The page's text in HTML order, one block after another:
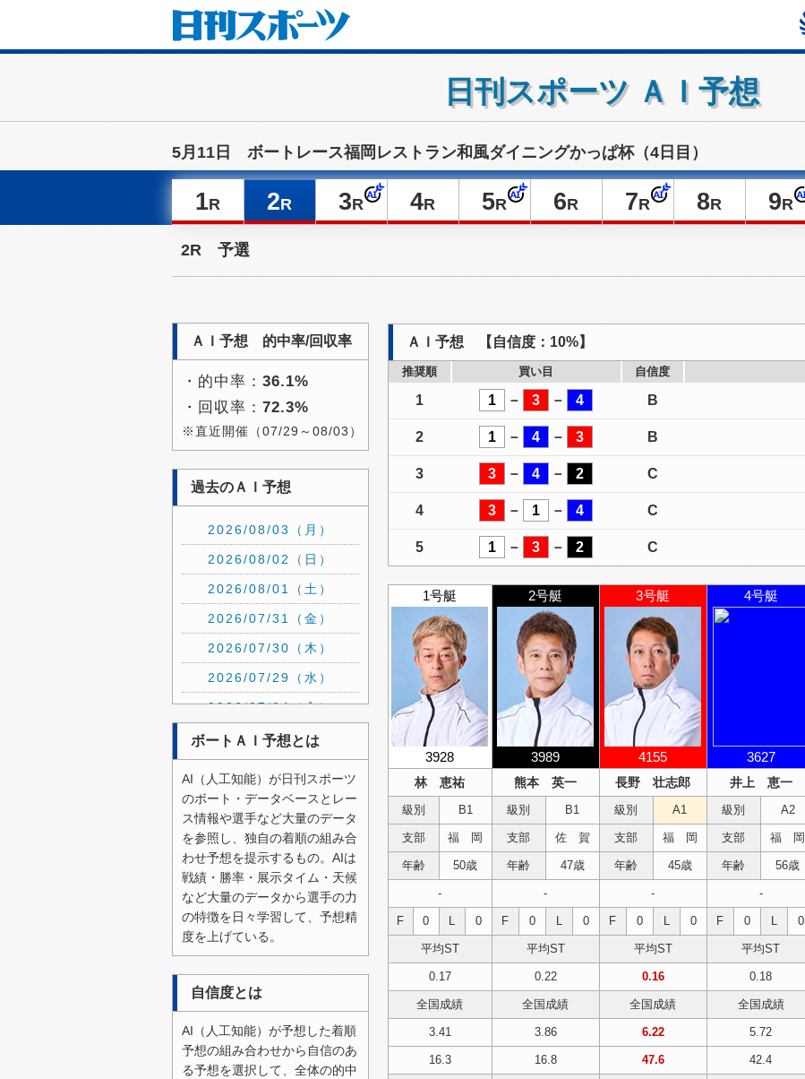
日刊スポーツ ＡＩ予想
5月11日 ボートレース福岡レストラン和風ダイニングかっぱ杯（4日目）
1R 2R 3R 4R 5R 6R 7R 8R 9R
2R 予選
ＡＩ予想 的中率/回収率
・的中率： 36.1%
・回収率： 72.3%
※直近開催（07/29～08/03）
過去のＡＩ予想
2026/08/03（月）
2026/08/02（日）
2026/08/01（土）
2026/07/31（金）
2026/07/30（木）
2026/07/29（水）
2026/07/24（金）
2026/07/23（木）
2026/07/21（火）
2026/07/20（月）
2026/07/19（日）
2026/07/15（水）
2026/07/14（火）
2026/07/13（月）
2026/07/12（日）
2026/07/11（土）
2026/07/10（金）
2026/07/06（月）
ボートＡＩ予想とは
AI（人工知能）が日刊スポーツ
のボート・データベースとレー
ス情報や選手など大量のデータ
を参照し、独自の着順の組み合
わせ予想を提示するもの。AIは
戦績・勝率・展示タイム・天候
など大量のデータから選手の力
の特徴を日々学習して、予想精
度を上げている。
自信度とは
AI（人工知能）が予想した着順
予想の組み合わせから自信のあ
る予想を選択して、全体の的中
ＡＩ予想 【自信度：10%】
推奨順 買い目 自信度
1 1 － 3 － 4 B
2 1 － 4 － 3 B
3 3 － 4 － 2 C
4 3 － 1 － 4 C
5 1 － 3 － 2 C
1号艇
3928
2号艇
3989
3号艇
4155
4号艇
3627
林 恵祐 熊本 英一 長野 壮志郎 井上 恵一
級別 B1 級別 B1 級別 A1 級別 A2
支部 福 岡 支部 佐 賀 支部 福 岡 支部 福 岡
年齢 50歳 年齢 47歳 年齢 45歳 年齢 56歳
- - - -
F 0 L 0 F 0 L 0 F 0 L 0 F 0 L 0
平均ST 平均ST 平均ST 平均ST
0.17 0.22 0.16 0.18
全国成績 全国成績 全国成績 全国成績
3.41 3.86 6.22 5.72
16.3 16.8 47.6 42.4